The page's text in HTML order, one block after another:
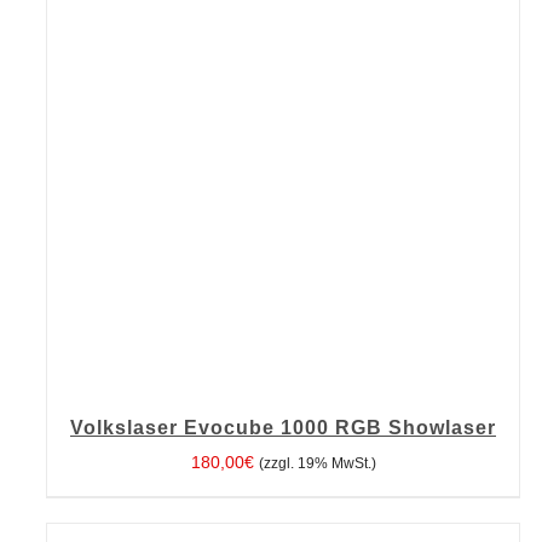
Volkslaser Evocube 1000 RGB Showlaser
180,00€ (zzgl. 19% MwSt.)